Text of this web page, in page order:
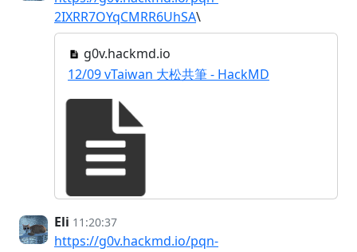
2IXRR7OYqCMRR6UhSA\
g0v.hackmd.io
12/09 vTaiwan 大松共筆 - HackMD
Eli 11:20:37
https://g0v.hackmd.io/pqn-